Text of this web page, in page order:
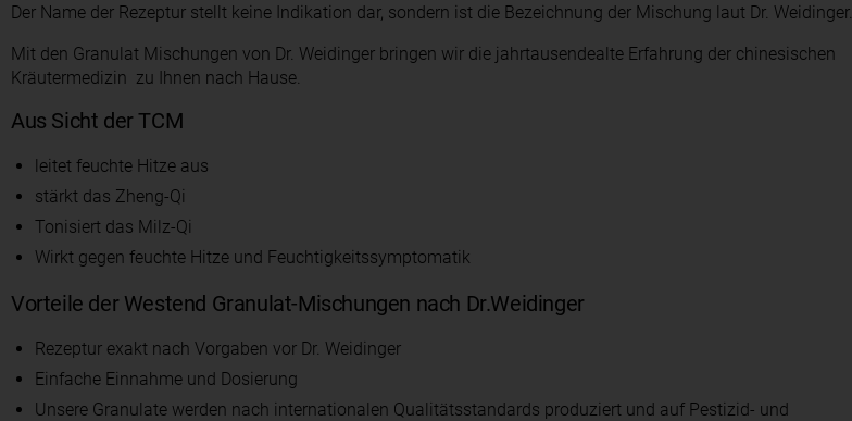
Der Name der Rezeptur stellt keine Indikation dar, sondern ist die Bezeichnung der Mischung laut Dr. Weidinger.
Mit den Granulat Mischungen von Dr. Weidinger bringen wir die jahrtausendealte Erfahrung der chinesischen
Kräutermedizin zu Ihnen nach Hause.
Aus Sicht der TCM
leitet feuchte Hitze aus
stärkt das Zheng-Qi
Tonisiert das Milz-Qi
Wirkt gegen feuchte Hitze und Feuchtigkeitssymptomatik
Vorteile der Westend Granulat-Mischungen nach Dr.Weidinger
Rezeptur exakt nach Vorgaben vor Dr. Weidinger
Einfache Einnahme und Dosierung
Unsere Granulate werden nach internationalen Qualitätsstandards produziert und auf Pestizid- und